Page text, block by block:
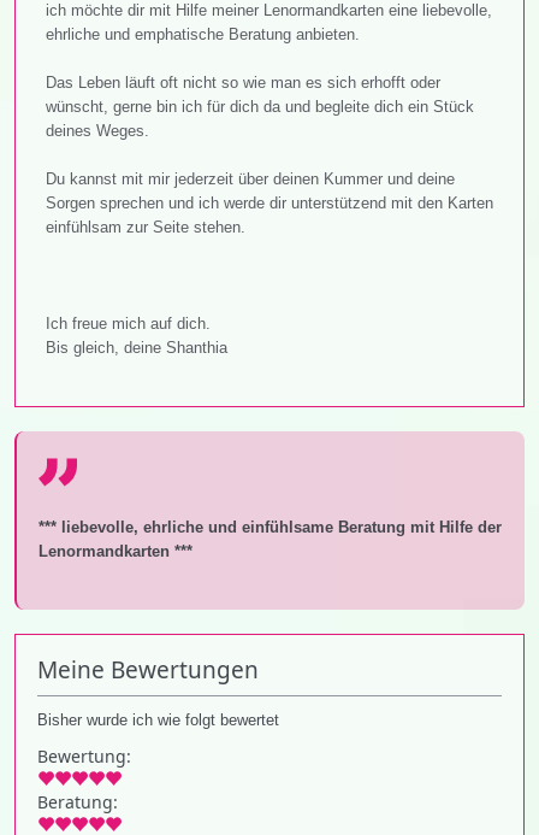
ich möchte dir mit Hilfe meiner Lenormandkarten eine liebevolle,
ehrliche und emphatische Beratung anbieten.
Das Leben läuft oft nicht so wie man es sich erhofft oder
wünscht, gerne bin ich für dich da und begleite dich ein Stück
deines Weges.
Du kannst mit mir jederzeit über deinen Kummer und deine
Sorgen sprechen und ich werde dir unterstützend mit den Karten
einfühlsam zur Seite stehen.
Ich freue mich auf dich.
Bis gleich, deine Shanthia
*** liebevolle, ehrliche und einfühlsame Beratung mit Hilfe der
Lenormandkarten ***
Meine Bewertungen
Bisher wurde ich wie folgt bewertet
Bewertung:
Beratung: